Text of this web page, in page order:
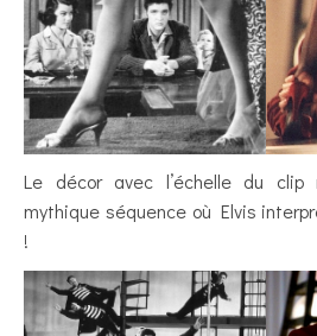
Le décor avec l’échelle du clip
mythique séquence où Elvis
!